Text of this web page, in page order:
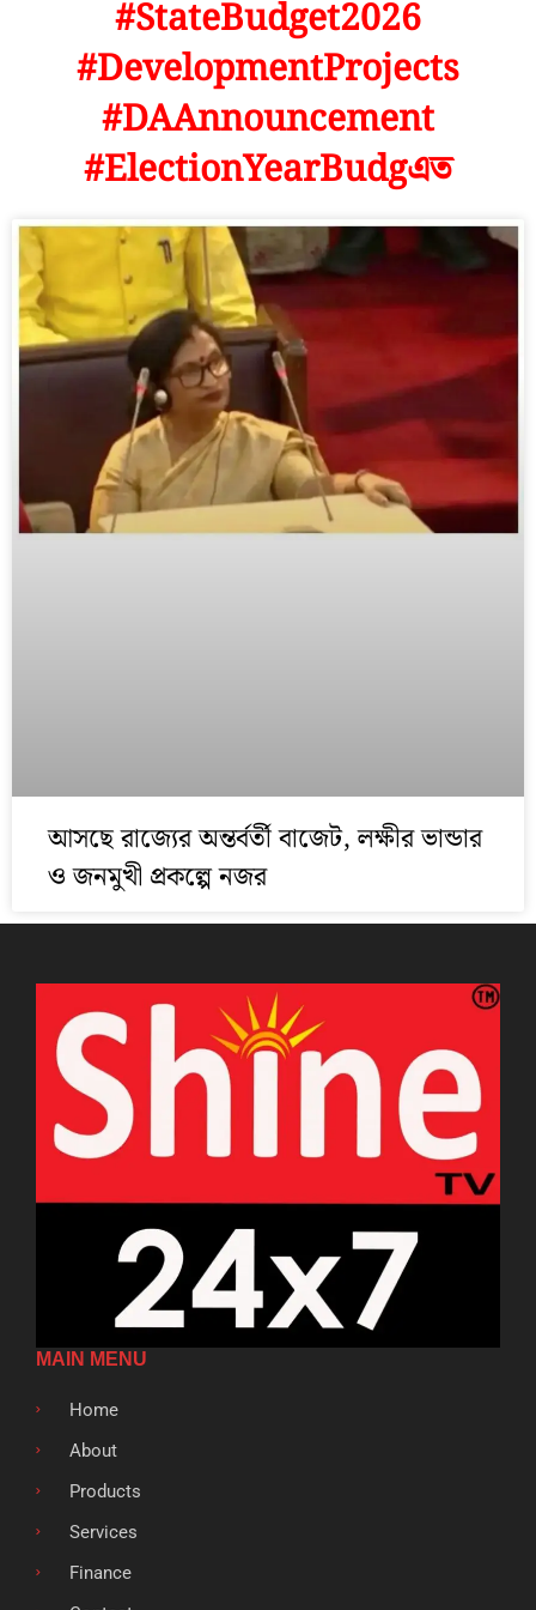
#StateBudget2026
#DevelopmentProjects
#DAAnnouncement
#ElectionYearBudgএত
আসছে রাজ্যের অন্তর্বর্তী বাজেট, লক্ষীর ভান্ডার
ও জনমুখী প্রকল্পে নজর
MAIN MENU
Home
About
Products
Services
Finance